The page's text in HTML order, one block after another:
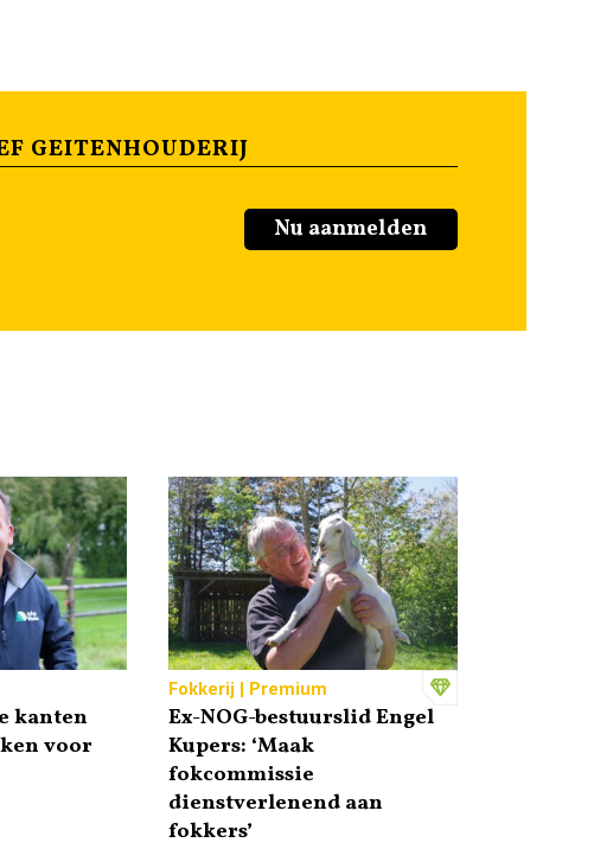
GEITENHOUDERIJ
Nu aanmelden
kanten
voor
Fokkerij | Premium
Ex-NOG-bestuurslid Engel
Kupers: ‘Maak
fokcommissie
dienstverlenend aan
fokkers’